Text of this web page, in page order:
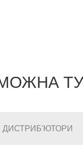
ДИСТРИБ'ЮТОРИ